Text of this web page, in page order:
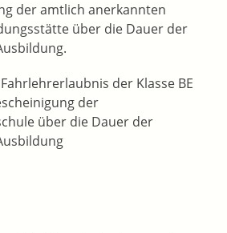
der amtlich anerkannten
über die Dauer der
der Klasse BE
der
über die Dauer der